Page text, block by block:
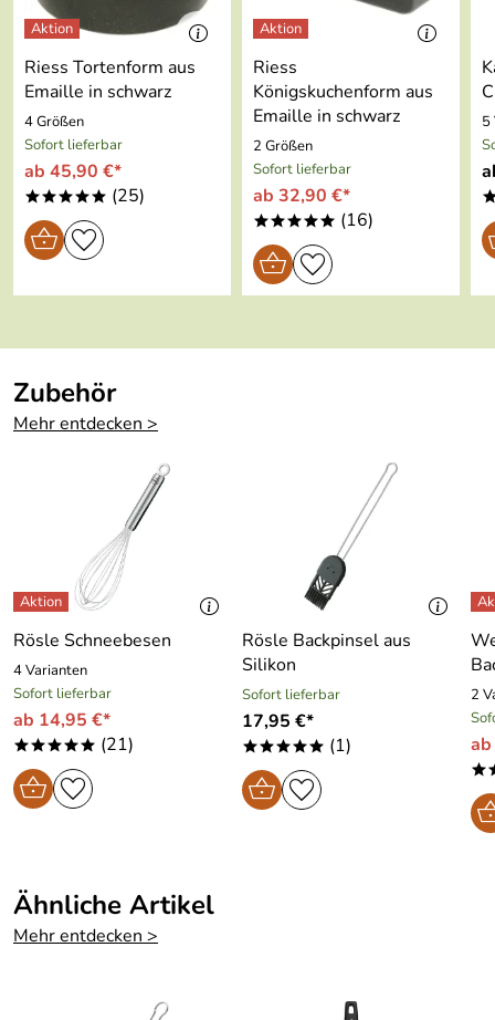
Hersteller: GEFU GmbH, Braukweg 28, 59889 Eslohe,
mail@gefu.com
Spülmaschinen
geeignet:
ja
Riess Tortenform aus
Emaille in schwarz
4 Größen
Sofort lieferbar
ab 45,90 €*
***** (25)
Riess
Königskuchenform aus
Emaille in schwarz
2 Größen
Sofort lieferbar
ab 32,90 €*
***** (16)
5
Zubehör
Mehr entdecken >
Rösle Schneebesen
4 Varianten
Sofort lieferbar
ab 14,95 €*
***** (21)
Rösle Backpinsel aus
Silikon
Sofort lieferbar
17,95 €*
***** (1)
2
Ähnliche Artikel
Mehr entdecken >